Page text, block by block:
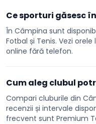
Ce sporturi găsesc
În Câmpina sunt
Fotbal și Tenis. Vezi
online fără telefon.
Cum aleg clubul
Compari cluburile din
recenzii și intervale
frecvent sunt Premium